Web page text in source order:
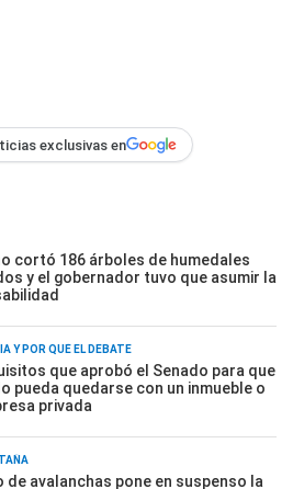
exclusivas en
cortó 186 árboles de humedales
y el gobernador tuvo que asumir la
Y POR QUÉ EL DEBATE
que aprobó el Senado para que
pueda quedarse con un inmueble o
privada
de avalanchas pone en suspenso la